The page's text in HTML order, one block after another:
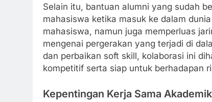
Selain itu, bantuan alumni yang sudah
mahasiswa ketika masuk ke dalam
mahasiswa, namun juga memperluas
mengenai pergerakan yang terjadi di
dan perbaikan soft skill, kolaborasi ini
kompetitif serta siap untuk berhadapan
Kepentingan Kerja Sama Akademik